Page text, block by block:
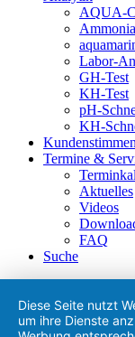
AQUA-
Labor-
GH-Test
KH-Test
pH-
KH-
Kundenstimmen
Termine &
Aktuelles
Videos
FAQ
Suche
Diese Seite nutzt
um ihre Dienste